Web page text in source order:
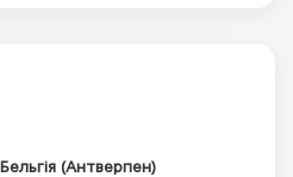
Бельгія (Антверпен)